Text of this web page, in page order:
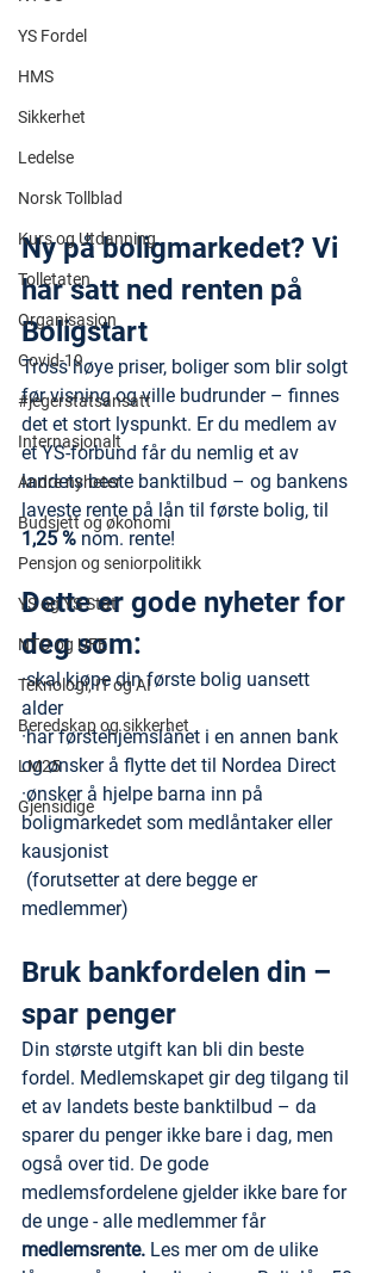
YS Fordel
HMS
Sikkerhet
Ledelse
Norsk Tollblad
Kurs og Utdanning
Tolletaten
Organisasjon
Covid-19
#jegerstatsansatt
Internasjonalt
Andre nyheter
Budsjett og økonomi
Pensjon og seniorpolitikk
YS og YS Stat
NTO og UFE
Teknologi, IT og AI
Beredskap og sikkerhet
LM25
Gjensidige
Ny på boligmarkedet? Vi
har satt ned renten på
Boligstart
Tross høye priser, boliger som blir solgt
før visning og ville budrunder – finnes
det et stort lyspunkt. Er du medlem av
et YS-forbund får du nemlig et av
landets beste banktilbud – og bankens
laveste rente på lån til første bolig, til
1,25 % nom. rente!
Dette er gode nyheter for
deg som:
·skal kjøpe din første bolig uansett
alder
·har førstehjemslånet i en annen bank
og ønsker å flytte det til Nordea Direct
·ønsker å hjelpe barna inn på
boligmarkedet som medlåntaker eller
kausjonist
medlemmer)
Bruk bankfordelen din –
spar penger
Din største utgift kan bli din beste
fordel. Medlemskapet gir deg tilgang til
et av landets beste banktilbud – da
sparer du penger ikke bare i dag, men
også over tid. De gode
medlemsfordelene gjelder ikke bare for
de unge - alle medlemmer får
medlemsrente. Les mer om de ulike